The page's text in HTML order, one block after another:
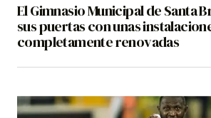
El Gimnasio Municipal de Santa
sus puertas con unas
completamente renovadas